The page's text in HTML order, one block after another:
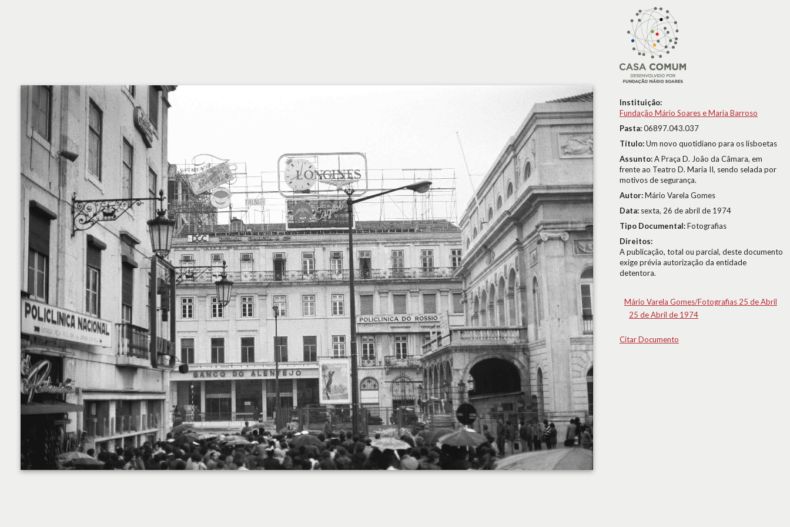
Instituição:
Fundação Mário Soares e Maria Barroso
Pasta:06897.043.037
Título:Um novo quotidiano para os lisboetas
Assunto:A Praça D. João da Câmara, em
frente ao Teatro D. Maria II, sendo selada por
motivos de segurança.
Autor:Mário Varela Gomes
Data: sexta, 26 de abril de 1974
Tipo Documental:Fotografias
Direitos:
A publicação, total ou parcial, deste documento
exige prévia autorização da entidade
detentora.
Mário Varela Gomes/Fotografias 25 de Abril
25 de Abril de 1974
Citar Documento